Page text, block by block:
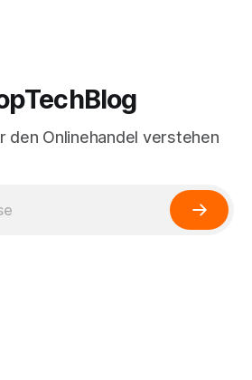
den Onlinehandel verstehen